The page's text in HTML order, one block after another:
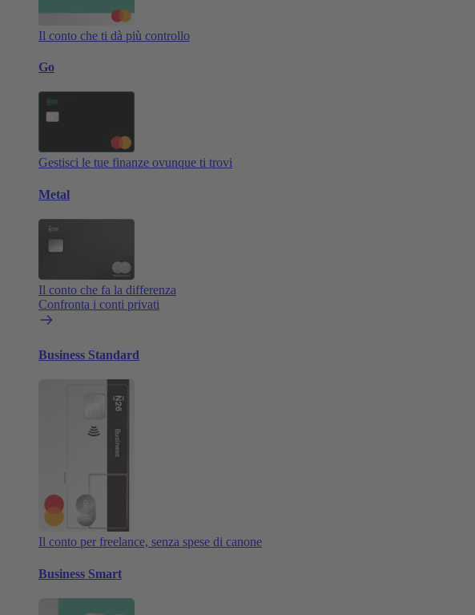
Il conto che ti dà più controllo
Go
Gestisci le tue finanze ovunque ti trovi
Metal
Il conto che fa la differenza
Confronta i conti privati
Business Standard
Il conto per freelance, senza spese di canone
Business Smart